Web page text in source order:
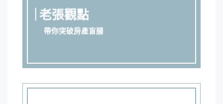
老張觀點
帶你突破房產盲腸